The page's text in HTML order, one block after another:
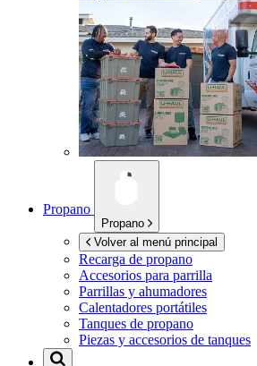
Propano
Propano
Volver al menú principal
Recarga de propano
Accesorios para parrilla
Parrillas y ahumadores
Calentadores portátiles
Tanques de propano
Piezas y accesorios de tanques